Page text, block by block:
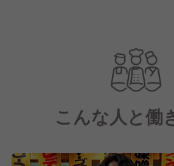
一歩先を見据えたサービスで顧
こんな人と働